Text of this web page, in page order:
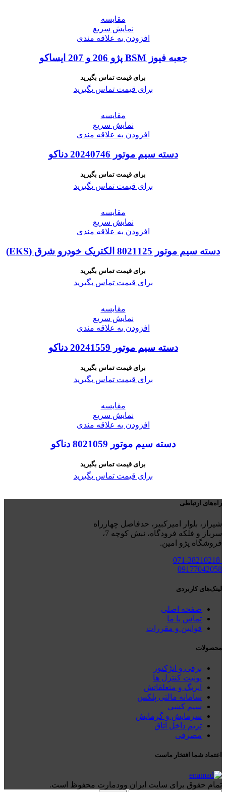
مقايسه
نمایش سریع
افزودن به علاقه مندی
جعبه فیوز BSM پژو 206 و 207 ایساکو
برای قیمت تماس بگیرید
برای قیمت تماس بگیرید
مقايسه
نمایش سریع
افزودن به علاقه مندی
دسته سیم موتور 20240746 دناکو
برای قیمت تماس بگیرید
برای قیمت تماس بگیرید
مقايسه
نمایش سریع
افزودن به علاقه مندی
دسته سیم موتور 8021125 الکتریک خودرو شرق (EKS)
برای قیمت تماس بگیرید
برای قیمت تماس بگیرید
مقايسه
نمایش سریع
افزودن به علاقه مندی
دسته سیم موتور 20241559 دناکو
برای قیمت تماس بگیرید
برای قیمت تماس بگیرید
مقايسه
نمایش سریع
افزودن به علاقه مندی
دسته سیم موتور 8021059 دناکو
برای قیمت تماس بگیرید
برای قیمت تماس بگیرید
راه‌های ارتباطی
شیراز، بلوار امیرکبیر، حدفاصل چهارراه
سرباز و فلکه فرودگاه، نبش کوچه 7،
فروشگاه پژو امین.
09177042058
لینک‌های کاربردی
صفحه اصلی
تماس با ما
قوانین و مقررات
محصولات
برقی و انژکتور
یونیت کنترل ها
ایربگ و متعلقاتش
سامانه مالتی پلکس
سیم کشی
سرمایش و گرمایش
تریم داخل اتاق
مصرفی
اعتماد شما افتخار ماست
تمام حقوق برای سایت ایران وودمارت محفوظ است.